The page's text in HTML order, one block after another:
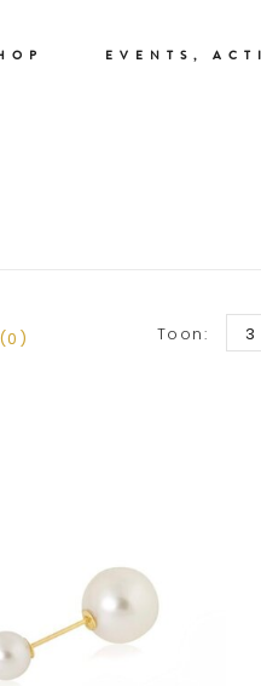
EVENTS,
Toon: 3